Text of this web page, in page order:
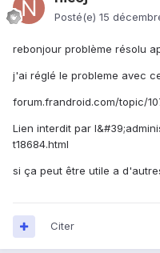
Posté(e) 15
rebonjour problème résolu
j'ai réglé le probleme avec
forum.frandroid.com/topic/
Lien interdit par
t18684.html
si ça peut être utile a
Citer